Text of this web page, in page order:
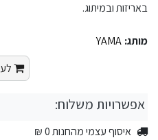
באריזות ובמיתוג.​
מותג: YAMA
אפשרויות משלוח:
איסוף עצמי מהחנות 0 ₪